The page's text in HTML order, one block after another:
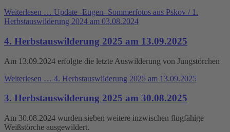
Weiterlesen … Update -Eugen- Sommerfotos aus Pskov / 1.
Herbstauswilderung 2024 am 03.08.2024
4. Herbstauswilderung 2025 am 13.09.2025
Am 13.09.2024 erfolgte die letzte Auswilderung von Jungstörchen
Weiterlesen … 4. Herbstauswilderung 2025 am 13.09.2025
3. Herbstauswilderung 2025 am 30.08.2025
Am 30.08.2024 wurden sieben weitere inzwischen flugfähige
Weißstörche ausgewildert.